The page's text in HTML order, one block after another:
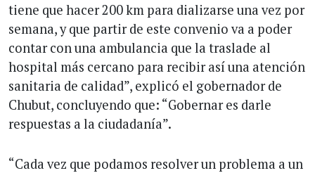
tiene que hacer 200 km para dializarse una vez por
semana, y que partir de este convenio va a poder
contar con una ambulancia que la traslade al
hospital más cercano para recibir así una atención
sanitaria de calidad”, explicó el gobernador de
Chubut, concluyendo que: “Gobernar es darle
respuestas a la ciudadanía”.
“Cada vez que podamos resolver un problema a un